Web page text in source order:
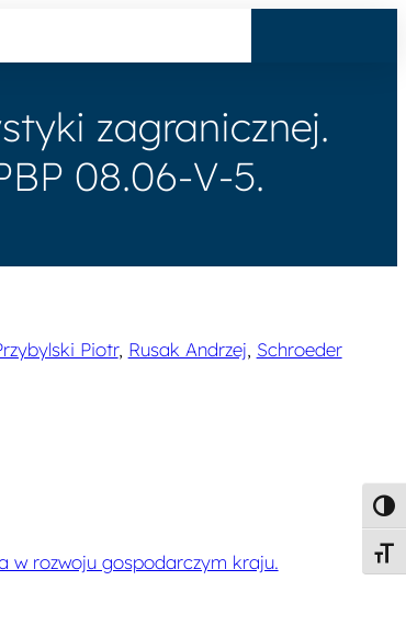
zagranicznej.
08.06-V-5.
Piotr, Rusak Andrzej, Schroeder
w rozwoju gospodarczym kraju.